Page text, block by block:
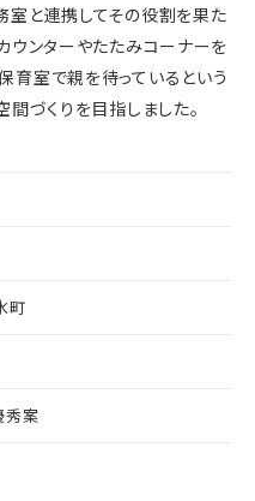
町
秀案
室と連携してその役割を果た
ウンターやたたみコーナーを
室で親を待っているという
間づくりを目指しました。